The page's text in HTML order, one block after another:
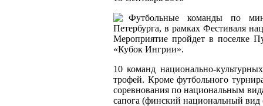
Футбольные команды по
Петербурга, в рамках Фестиваля
Мероприятие пройдет в поселке
«Кубок Ингрии».
10 команд национально-
трофей. Кроме футбольного
соревнования по национальным
сапога (финский национальный вид